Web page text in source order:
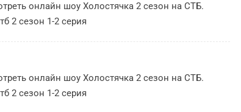
онлайн шоу Холостячка 2 сезон на СТБ.
2 сезон 1-2 серия
онлайн шоу Холостячка 2 сезон на СТБ.
2 сезон 1-2 серия